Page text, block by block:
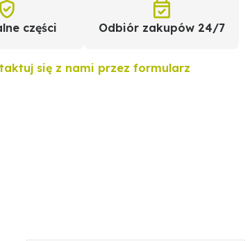
części Odbiór zakupów 24/7
się z nami przez formularz